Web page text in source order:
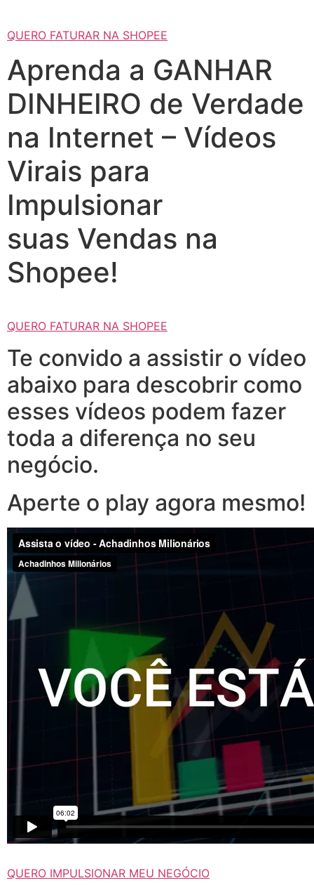
QUERO FATURAR NA SHOPEE
Aprenda a GANHAR
DINHEIRO de Verdade
na Internet – Vídeos
Virais para
Impulsionar
suas Vendas na
Shopee!
QUERO FATURAR NA SHOPEE
Te convido a assistir o vídeo
abaixo para descobrir como
esses vídeos podem fazer
toda a diferença no seu
negócio.
Aperte o play agora mesmo!
QUERO IMPULSIONAR MEU NEGÓCIO